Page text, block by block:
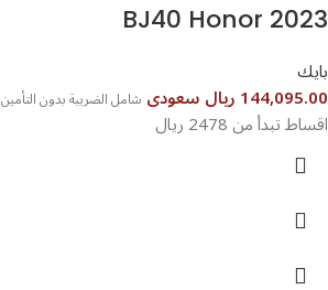
BJ40 Honor 2023
بايك
144,095.00 ريال سعودى شامل الضريبة بدون التأمين
اقساط تبدأ من 2478 ريال